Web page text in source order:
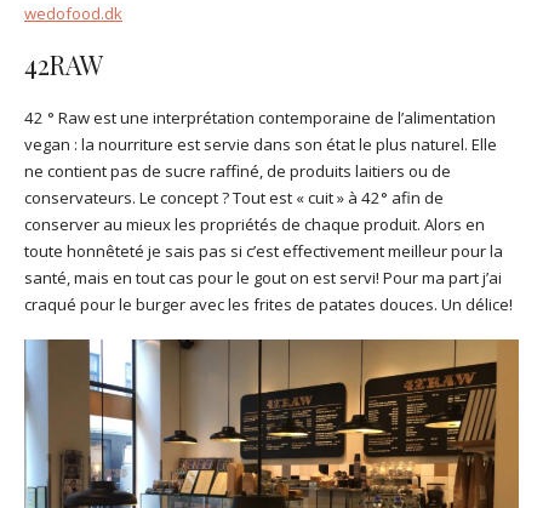
wedofood.dk
42RAW
42 ° Raw est une interprétation contemporaine de l’alimentation
vegan : la nourriture est servie dans son état le plus naturel. Elle
ne contient pas de sucre raffiné, de produits laitiers ou de
conservateurs. Le concept ? Tout est « cuit » à 42° afin de
conserver au mieux les propriétés de chaque produit. Alors en
toute honnêteté je sais pas si c’est effectivement meilleur pour la
santé, mais en tout cas pour le gout on est servi! Pour ma part j’ai
craqué pour le burger avec les frites de patates douces. Un délice!